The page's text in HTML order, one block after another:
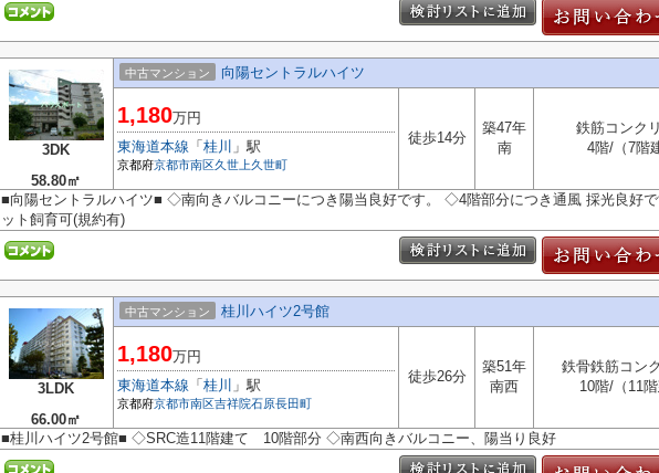
3DK
58.80㎡
中古マンション 向陽セントラルハイツ
1,180万円
東海道本線 「 桂川 」駅
京都府京都市南区久世上久世町
徒歩14分
築47年
南
鉄筋コンク
4階/（7階
■向陽セントラルハイツ■ ◇南向きバルコニーにつき陽当良好です。 ◇4階部分につき通風 採光良好
ット飼育可(規約有)
3LDK
66.00㎡
中古マンション 桂川ハイツ2号館
1,180万円
東海道本線 「 桂川 」駅
京都府京都市南区吉祥院石原長田町
徒歩26分
築51年
南西
鉄骨鉄筋コン
10階/（11階
■桂川ハイツ2号館■ ◇SRC造11階建て 10階部分 ◇南西向きバルコニー、陽当り良好